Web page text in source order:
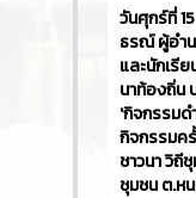
วันศุกร์ที่
ธรณ์ ผู้อำ
และนักเรี
นาท้องถิ่น
'กิจกรรมด
กิจกรรมค
ชาวนา วิถี
ชุมชน ต.ห